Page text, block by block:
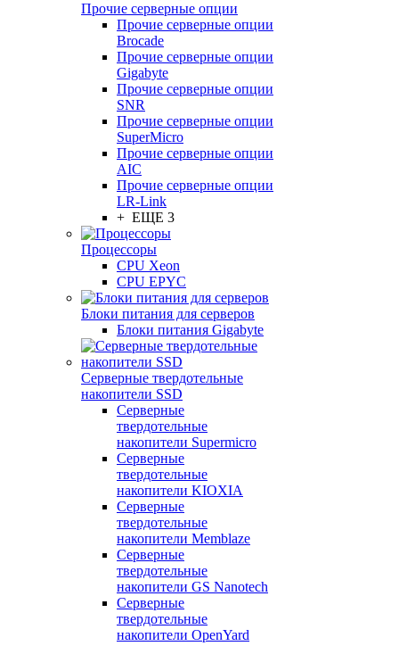
Прочие серверные опции
Прочие серверные опции
Brocade
Прочие серверные опции
Gigabyte
Прочие серверные опции
SNR
Прочие серверные опции
SuperMicro
Прочие серверные опции
AIC
Прочие серверные опции
LR-Link
+ ЕЩЕ 3
Процессоры
CPU Xeon
CPU EPYC
Блоки питания для серверов
Блоки питания Gigabyte
Серверные твердотельные
накопители SSD
Cерверные
твердотельные
накопители Supermicro
Cерверные
твердотельные
накопители KIOXIA
Cерверные
твердотельные
накопители Memblaze
Cерверные
твердотельные
накопители GS Nanotech
Серверные
твердотельные
накопители OpenYard